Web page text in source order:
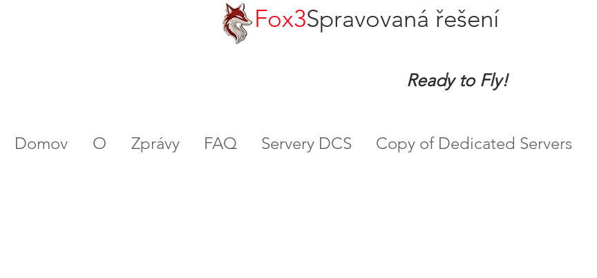
Fox3Spravovaná řešení
Ready to Fly!
Domov O Zprávy FAQ Servery DCS Copy of Dedicated Servers